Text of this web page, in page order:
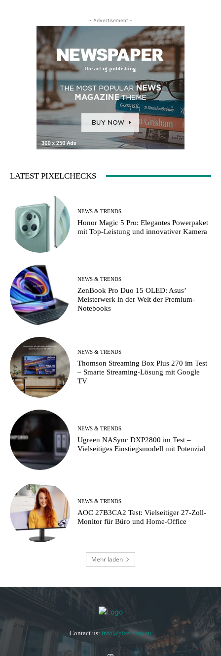
- Advertisement -
LATEST PIXELCHECKS
NEWS & TRENDS
Honor Magic 5 Pro: Elegantes Powerpaket
mit Top-Leistung und innovativer Kamera
NEWS & TRENDS
ZenBook Pro Duo 15 OLED: Asus’
Meisterwerk in der Welt der Premium-
Notebooks
NEWS & TRENDS
Thomson Streaming Box Plus 270 im Test
– Smarte Streaming-Lösung mit Google
TV
NEWS & TRENDS
Ugreen NASync DXP2800 im Test –
Vielseitiges Einstiegsmodell mit Potenzial
NEWS & TRENDS
AOC 27B3CA2 Test: Vielseitiger 27-Zoll-
Monitor für Büro und Home-Office
Mehr laden
Contact us: info@pixelflow.eu